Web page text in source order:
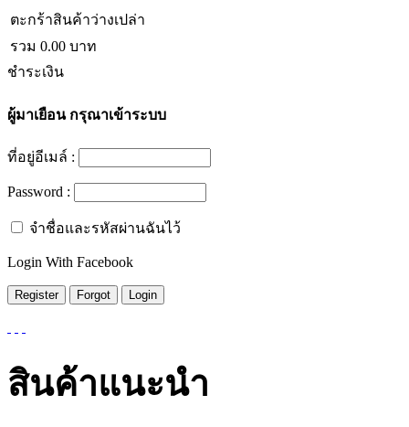
ตะกร้าสินค้าว่างเปล่า
รวม 0.00 บาท
ชำระเงิน
ผู้มาเยือนกรุณาเข้าระบบ
ที่อยู่อีเมล์ :
Password :
จำชื่อและรหัสผ่านฉันไว้
Login With Facebook
สินค้าแนะนำ